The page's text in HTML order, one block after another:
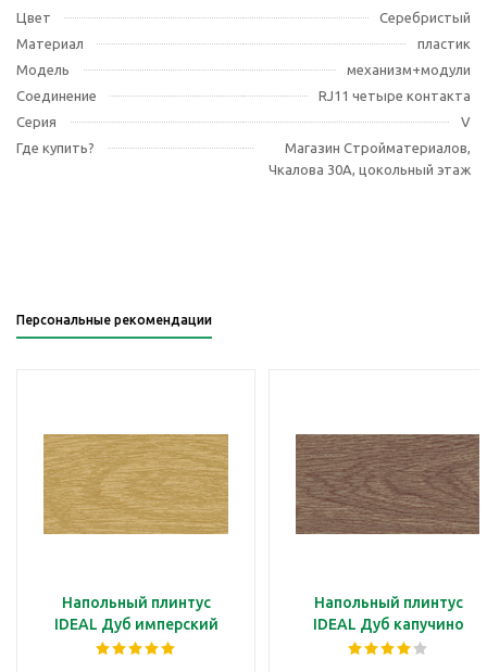
Цвет
Серебристый
Материал
пластик
Модель
механизм+модули
Соединение
RJ11 четыре контакта
Серия
V
Где купить?
Магазин Стройматериалов,
Чкалова 30А, цокольный этаж
Персональные рекомендации
Напольный плинтус
IDEAL Дуб имперский
Напольный плинтус
IDEAL Дуб капучино